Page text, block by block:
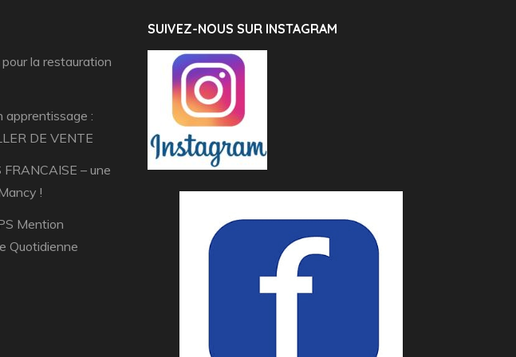
la restauration
apprentissage :
DE VENTE
FRANCAISE – une
!
Mention
Quotidienne
SUIVEZ-NOUS SUR INSTAGRAM